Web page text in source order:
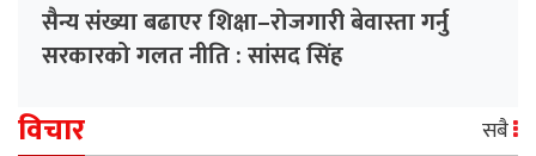
सैन्य संख्या बढाएर शिक्षा–रोजगारी बेवास्ता गर्नु
सरकारको गलत नीति : सांसद सिंह
विचार सबै